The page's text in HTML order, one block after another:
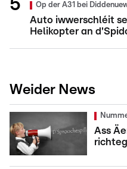
Op der A31 bei
Auto iwwerschléit
Helikopter an
Weider News
Ass